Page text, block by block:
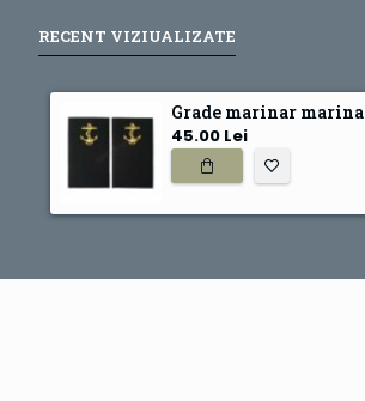
RECENT VIZIUALIZATE
45.00 Lei